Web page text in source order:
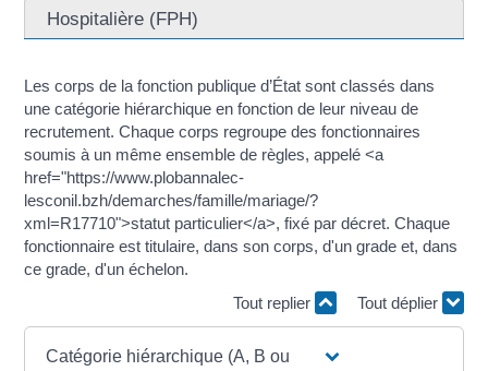
Hospitalière (FPH)
Les corps de la fonction publique d’État sont classés dans
une catégorie hiérarchique en fonction de leur niveau de
recrutement. Chaque corps regroupe des fonctionnaires
soumis à un même ensemble de règles, appelé <a
href="https://www.plobannalec-
lesconil.bzh/demarches/famille/mariage/?
xml=R17710">statut particulier</a>, fixé par décret. Chaque
fonctionnaire est titulaire, dans son corps, d'un grade et, dans
ce grade, d'un échelon.
Tout replier
Tout déplier
Catégorie hiérarchique (A, B ou